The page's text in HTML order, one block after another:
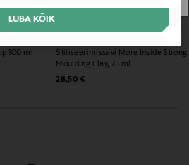
LUBA KÕIK
100 ml
Stiliseerimissavi More Inside Strong
Moulding Clay, 75 ml
Original Price
28,50 €